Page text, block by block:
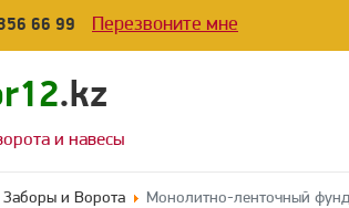
66 99 Перезвоните мне
.kz
и навесы
Заборы и Ворота Монолитно-ленточный